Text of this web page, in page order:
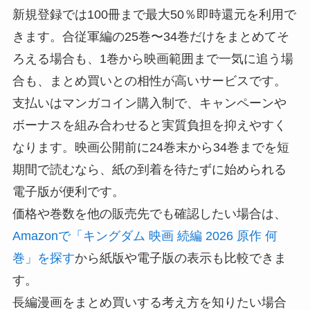
新規登録では100冊まで最大50％即時還元を利用で
きます。合従軍編の25巻〜34巻だけをまとめてそ
ろえる場合も、1巻から映画範囲まで一気に追う場
合も、まとめ買いとの相性が高いサービスです。
支払いはマンガコイン購入制で、キャンペーンや
ボーナスを組み合わせると実質負担を抑えやすく
なります。映画公開前に24巻末から34巻までを短
期間で読むなら、紙の到着を待たずに始められる
電子版が便利です。
価格や巻数を他の販売先でも確認したい場合は、
Amazonで「キングダム 映画 続編 2026 原作 何
巻」を探すから紙版や電子版の表示も比較できま
す。
長編漫画をまとめ買いする考え方を知りたい場合